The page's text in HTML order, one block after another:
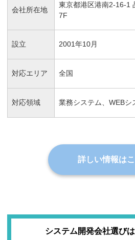
会社所在地
東京都港区港南2-16-1
7F
設立 2001年10月
対応エリア 全国
対応領域 業務システム、WEBシ
詳しい情報は
システム開発会社選び